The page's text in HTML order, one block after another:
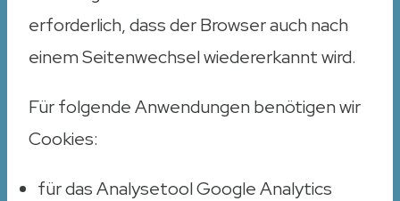
erforderlich, dass der Browser auch nach
einem Seitenwechsel wiedererkannt wird.
Für folgende Anwendungen benötigen wir
Cookies:
für das Analysetool Google Analytics